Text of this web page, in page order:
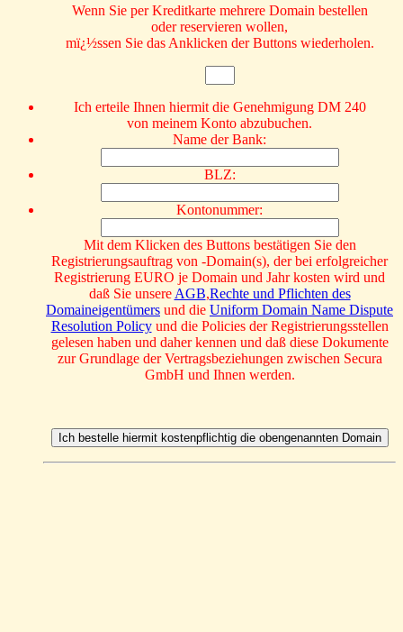
Wenn Sie per Kreditkarte mehrere Domain bestellen
oder reservieren wollen,
mï¿½ssen Sie das Anklicken der Buttons wiederholen.
Ich erteile Ihnen hiermit die Genehmigung DM 240
von meinem Konto abzubuchen.
Name der Bank:
BLZ:
Kontonummer:
Mit dem Klicken des Buttons bestätigen Sie den
Registrierungsauftrag von -Domain(s), der bei erfolgreicher
Registrierung EURO je Domain und Jahr kosten wird und
daß Sie unsere AGB,Rechte und Pflichten des
Domaineigentümers und die Uniform Domain Name Dispute
Resolution Policyund die Policies der Registrierungsstellen
gelesen haben und daher kennen und daß diese Dokumente
zur Grundlage der Vertragsbeziehungen zwischen Secura
GmbH und Ihnen werden.